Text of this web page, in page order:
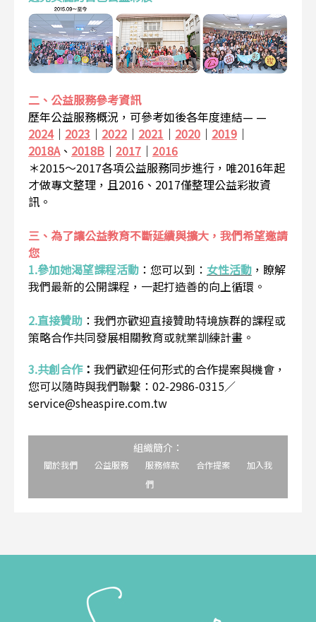
二、公益服務參考資訊
歷年公益服務概況，可參考如後各年度連結— —
2024｜ 2023 ｜ 2022 ｜ 2021 ｜ 2020 ｜ 2019 ｜
2018A、 2018B ｜ 2017 ｜ 2016
＊2015～2017各項公益服務同步進行，唯2016年起
才做專文整理，且2016、2017僅整理公益彩妝資
訊。
三、為了讓公益教育不斷延續與擴大，我們希望邀請
您
1.參加她渴望課程活動 ： 您可以到： 女性活動 ，瞭解
我們最新的公開課程，一起打造善的向上循環。
2.直接贊助 ： 我們亦歡迎直接贊助特境族群的課程或
策略合作共同發展相關教育或就業訓練計畫。
3.共創合作： 我們歡迎任何形式的合作提案與機會，
您可以隨時與我們聯繫：02-2986-0315／
service@sheaspire.com.tw
組織簡介：
關於我們 公益服務 服務條款 合作提案
加入我
們